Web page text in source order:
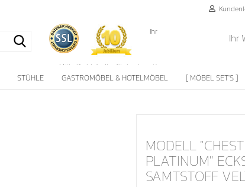
Konto erstellen
Ihr
Möbelfachhändler für hochwertige
Wohnlandschaften
Ihr
STÜHLE GASTROMÖBEL & HOTELMÖBEL [ MÖBEL SET'S ]
MODELL
PLATINUM"
SAMTSTOFF